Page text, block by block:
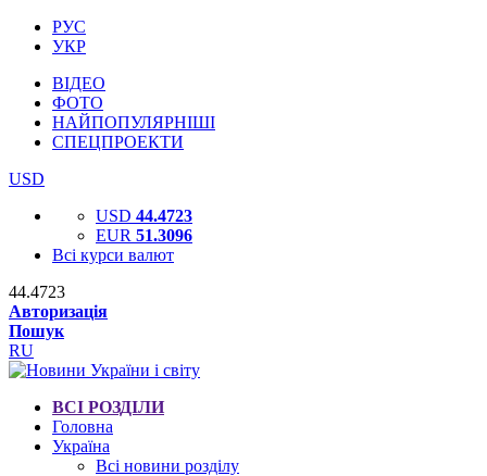
РУС
УКР
ВІДЕО
ФОТО
НАЙПОПУЛЯРНІШІ
СПЕЦПРОЕКТИ
USD
USD 44.4723
EUR 51.3096
Всі курси валют
44.4723
Авторизація
Пошук
RU
ВСІ РОЗДІЛИ
Головна
Україна
Всі новини розділу